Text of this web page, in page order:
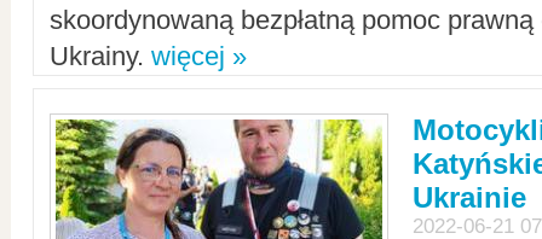
skoordynowaną bezpłatną pomoc
Ukrainy. więcej »
Ukrainie
2022-06-21